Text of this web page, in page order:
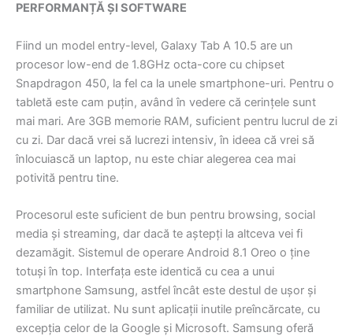
PERFORMANȚĂ ȘI SOFTWARE
Fiind un model entry-level, Galaxy Tab A 10.5 are un
procesor low-end de 1.8GHz octa-core cu chipset
Snapdragon 450, la fel ca la unele smartphone-uri. Pentru o
tabletă este cam puțin, având în vedere că cerințele sunt
mai mari. Are 3GB memorie RAM, suficient pentru lucrul de zi
cu zi. Dar dacă vrei să lucrezi intensiv, în ideea că vrei să
înlocuiască un laptop, nu este chiar alegerea cea mai
potivită pentru tine.
Procesorul este suficient de bun pentru browsing, social
media și streaming, dar dacă te aștepți la altceva vei fi
dezamăgit. Sistemul de operare Android 8.1 Oreo o ține
totuși în top. Interfața este identică cu cea a unui
smartphone Samsung, astfel încât este destul de ușor și
familiar de utilizat. Nu sunt aplicații inutile preîncărcate, cu
excepția celor de la Google și Microsoft. Samsung oferă